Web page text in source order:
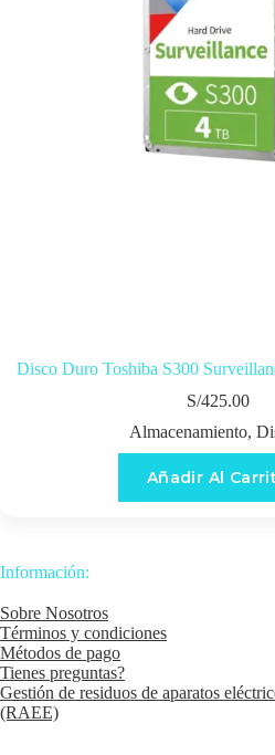
Disco Duro Toshiba S300
S/425.00
Almacenamiento,
Añadir Al
Información:
Sobre Nosotros
Términos y condiciones
Métodos de pago
Tienes preguntas?
Gestión de residuos de aparatos
(RAEE)